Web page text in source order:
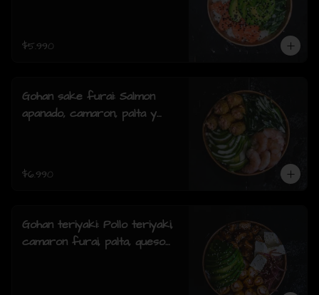
$5.990
Gohan sake furai: Salmon
apanado, camaron, palta y
$6.990
Gohan teriyaki: Pollo teriyaki,
camaron furai, palta, queso